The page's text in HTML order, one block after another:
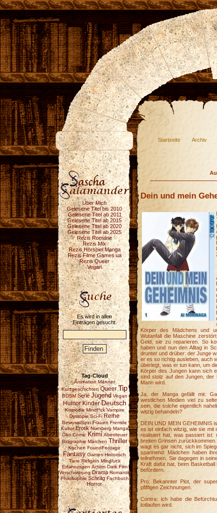
Startseite Archiv
Über Mich
Gelesene Titel bis 2010
Gelesene Titel ab 2011
Gelesene Titel ab 2015
Gelesene Titel ab 2020
Gelesene Titel ab 2025
Rezis Romane
Rezis Mix
Rezis Hörspiel Manga
Rezis Filme Games ua
Rezis Queer
Vegan
Es wird in allen
Einträgen gesucht.
Tag-Cloud
Animation Männer
Kurzgeschichten Queer Tip
BDSM Serie Jugend Vegan
Humor Kinder Deutsch
Komödie Mindf*ck Vampire
Dystopie Sci-Fi Reihe
BewusstSein Frauen Fremde
Kultur Erotik Nürnberg Manga
Öko Comic Krimi Abenteuer
Biographie Märchen Thriller
Kochen FoundFootage
Fantasy Games Historisch
Tiere Religion Mindfuck
Erfahrungen Action Dark Film
Verschwörung Drama Romantik
Philosophie Schräg Fachbuch
Horror
Dein und mein
Körper des Mädchens und
Wutanfall die Maschine
Geld, sie zu reparieren. So
haben und nun den Alltag in
drunter und drüber: der Junge
er es so richtig ausleben, auch
überlegt, was er tun kann, um
Körper des Jungen kann sich
sind stolz auf den Jungen, der
Mann wird.
Ja, der Manga gefällt mir.
westlichen Medien viel zu
sein, die solche eigentlich
witzig behandeln?
DEIN UND MEIN GEHEIMNIS
es ist einfach witzig, wie sie mit
realisiert hat, was passiert ist:
breiten Grinsen
wagt es gar nicht, sich im
spannend: Mädchen haben
teilnehmen. Sie dagegen in
Kraft dafür hat, beim
befördern.
Pro: Bekannter Plot, der
pfiffigen Zeichnungen.
Contra: ich habe die
totlaufen wird.